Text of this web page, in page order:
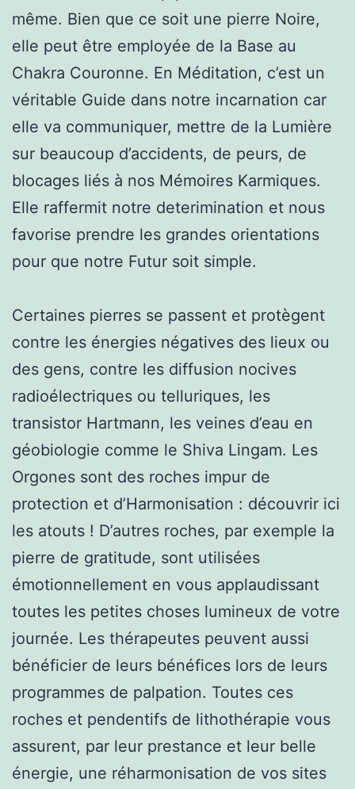
même. Bien que ce soit une pierre Noire,
elle peut être employée de la Base au
Chakra Couronne. En Méditation, c’est un
véritable Guide dans notre incarnation car
elle va communiquer, mettre de la Lumière
sur beaucoup d’accidents, de peurs, de
blocages liés à nos Mémoires Karmiques.
Elle raffermit notre deterimination et nous
favorise prendre les grandes orientations
pour que notre Futur soit simple.
Certaines pierres se passent et protègent
contre les énergies négatives des lieux ou
des gens, contre les diffusion nocives
radioélectriques ou telluriques, les
transistor Hartmann, les veines d’eau en
géobiologie comme le Shiva Lingam. Les
Orgones sont des roches impur de
protection et d’Harmonisation : découvrir ici
les atouts ! D’autres roches, par exemple la
pierre de gratitude, sont utilisées
émotionnellement en vous applaudissant
toutes les petites choses lumineux de votre
journée. Les thérapeutes peuvent aussi
bénéficier de leurs bénéfices lors de leurs
programmes de palpation. Toutes ces
roches et pendentifs de lithothérapie vous
assurent, par leur prestance et leur belle
énergie, une réharmonisation de vos sites